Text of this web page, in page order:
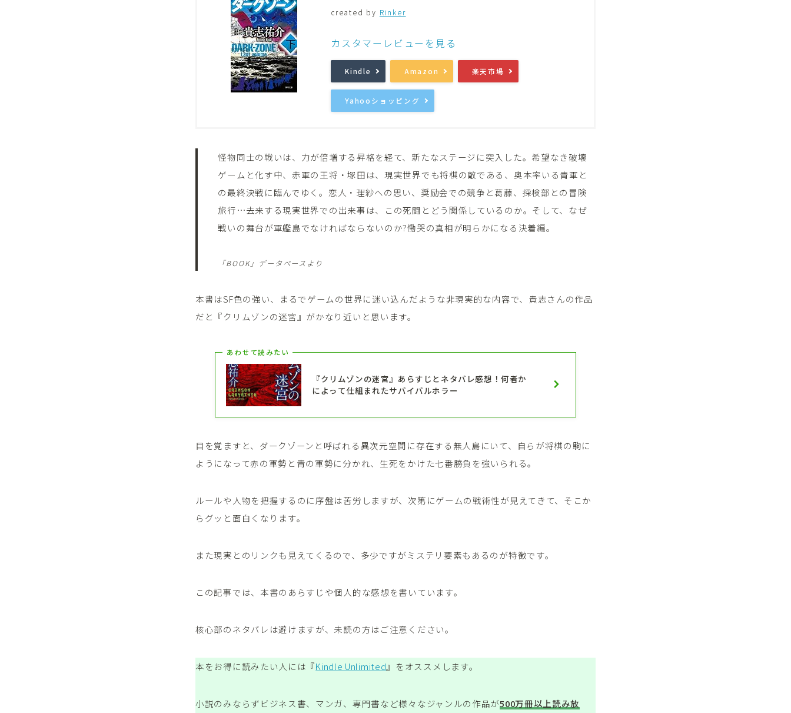
created by Rinker
カスタマーレビューを見る
Kindle Amazon 楽天市場
Yahooショッピング
怪物同士の戦いは、力が倍増する昇格を経て、新たなステージに突入した。希望なき破壊
ゲームと化す中、赤軍の王将・塚田は、現実世界でも将棋の敵である、奥本率いる青軍と
の最終決戦に臨んでゆく。恋人・理紗への思い、奨励会での競争と葛藤、探検部との冒険
旅行…去来する現実世界での出来事は、この死闘とどう関係しているのか。そして、なぜ
戦いの舞台が軍艦島でなければならないのか?慟哭の真相が明らかになる決着編。
「BOOK」データベースより
本書はSF色の強い、まるでゲームの世界に迷い込んだような非現実的な内容で、貴志さんの作品
だと『クリムゾンの迷宮』がかなり近いと思います。
あわせて読みたい
『クリムゾンの迷宮』あらすじとネタバレ感想！何者か
によって仕組まれたサバイバルホラー
目を覚ますと、ダークゾーンと呼ばれる異次元空間に存在する無人島にいて、自らが将棋の駒に
ようになって赤の軍勢と青の軍勢に分かれ、生死をかけた七番勝負を強いられる。
ルールや人物を把握するのに序盤は苦労しますが、次第にゲームの戦術性が見えてきて、そこか
らグッと面白くなります。
また現実とのリンクも見えてくるので、多少ですがミステリ要素もあるのが特徴です。
この記事では、本書のあらすじや個人的な感想を書いています。
核心部のネタバレは避けますが、未読の方はご注意ください。
本をお得に読みたい人には『Kindle Unlimited』をオススメします。
小説のみならずビジネス書、マンガ、専門書など様々なジャンルの作品が500万冊以上読み放